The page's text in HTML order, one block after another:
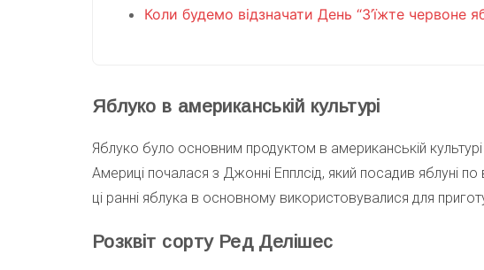
Коли будемо відзначати День “З’їжте червоне
Яблуко в американській культурі
Яблуко було основним продуктом в американській
Америці почалася з Джонні Епплсід, який посадив яблуні по
ці ранні яблука в основному використовувалися для
Розквіт сорту Ред Делішес